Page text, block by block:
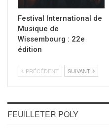
Festival International de
Musique de
Wissembourg : 22e
édition
PRÉCÉDENT SUIVANT
FEUILLETER POLY